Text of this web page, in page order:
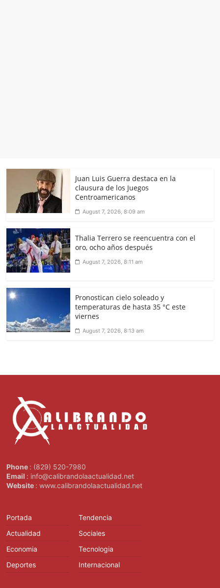
Juan Luis Guerra destaca en la
clausura de los Juegos
Centroamericanos
August 7, 2026, 8:09 am
Thalia Terrero se reencuentra con el
oro, ocho años después
August 7, 2026, 8:11 am
Pronostican cielo soleado y
temperaturas de hasta 35 °C este
viernes
August 7, 2026, 8:13 am
Phone : (829) 520-7980
Email : info@calibrandolaactualidad.net
Website : www.calibrandolaactualidad.net
Portada
Actualidad
Economia
Deportes
Tendencia
Sociales
Tecnologia
Internacional